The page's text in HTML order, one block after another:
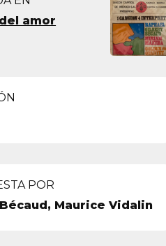
amor
POR
Maurice Vidalin